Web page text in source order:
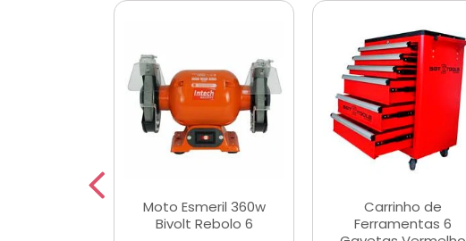
Moto Esmeril 360w
Bivolt Rebolo 6
Carrinho de
Ferramentas 6